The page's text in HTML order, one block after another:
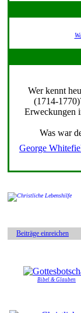
Wer kennt
(1714-
Erweckungen
Was war
George
Beiträge einreichen
Bibel & Glauben